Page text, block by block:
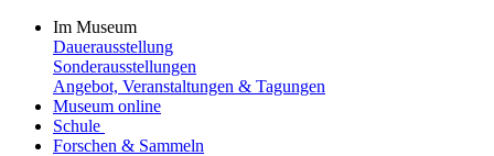
Im Museum
Dauerausstellung
Sonderausstellungen
Angebot, Veranstaltungen & Tagungen
Museum online
Schule
Forschen & Sammeln